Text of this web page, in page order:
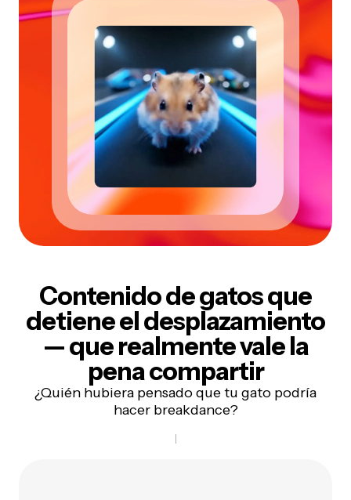
Contenido de gatos que
detiene el desplazamiento
—que realmente vale la
pena compartir
¿Quién hubiera pensado que tu gato podría
hacer breakdance?